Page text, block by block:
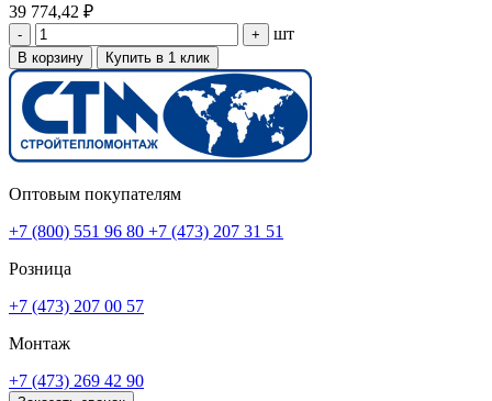
39 774,42 ₽
- + шт
В корзину Купить в 1 клик
Оптовым покупателям
+7 (800) 551 96 80 +7 (473) 207 31 51
Розница
+7 (473) 207 00 57
Монтаж
+7 (473) 269 42 90